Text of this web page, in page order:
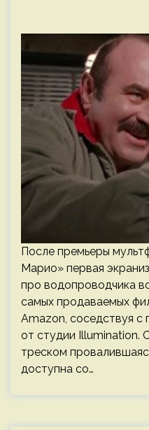
После премьеры
Марио» первая
про водопроводчика
самых продаваемых
Amazon, соседствуя с
от студии Illumination.
треском
доступна со…